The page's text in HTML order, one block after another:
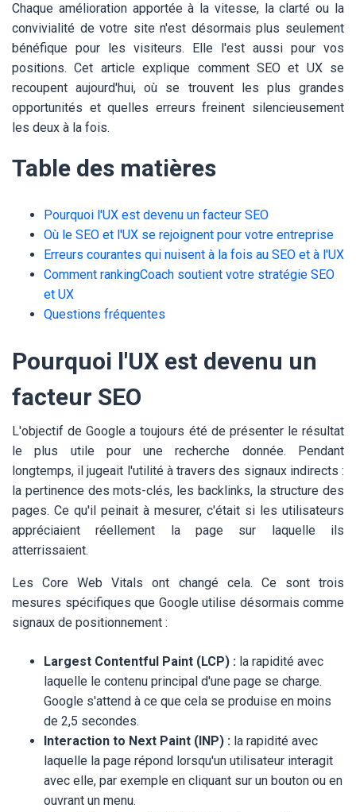
Chaque amélioration apportée à la vitesse, la clarté ou la
convivialité de votre site n'est désormais plus seulement
bénéfique pour les visiteurs. Elle l'est aussi pour vos
positions. Cet article explique comment SEO et UX se
recoupent aujourd'hui, où se trouvent les plus grandes
opportunités et quelles erreurs freinent silencieusement
les deux à la fois.
Table des matières
Pourquoi l'UX est devenu un facteur SEO
Où le SEO et l'UX se rejoignent pour votre entreprise
Erreurs courantes qui nuisent à la fois au SEO et à l'UX
Comment rankingCoach soutient votre stratégie SEO
et UX
Questions fréquentes
Pourquoi l'UX est devenu un
facteur SEO
L'objectif de Google a toujours été de présenter le résultat
le plus utile pour une recherche donnée. Pendant
longtemps, il jugeait l'utilité à travers des signaux indirects :
la pertinence des mots-clés, les backlinks, la structure des
pages. Ce qu'il peinait à mesurer, c'était si les utilisateurs
appréciaient réellement la page sur laquelle ils
atterrissaient.
Les Core Web Vitals ont changé cela. Ce sont trois
mesures spécifiques que Google utilise désormais comme
signaux de positionnement :
Largest Contentful Paint (LCP) : la rapidité avec
laquelle le contenu principal d'une page se charge.
Google s'attend à ce que cela se produise en moins
de 2,5 secondes.
Interaction to Next Paint (INP) : la rapidité avec
laquelle la page répond lorsqu'un utilisateur interagit
avec elle, par exemple en cliquant sur un bouton ou en
ouvrant un menu.